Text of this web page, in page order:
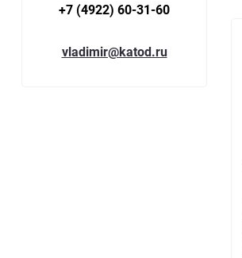
+7 (4922) 60-31-60
vladimir@katod.ru